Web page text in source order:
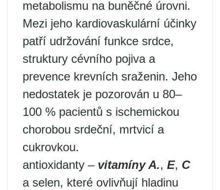
metabolismu na buněčné úrovni.
Mezi jeho kardiovaskulární účinky
patří udržování funkce srdce,
struktury cévního pojiva a
prevence krevních sraženin. Jeho
nedostatek je pozorován u 80–
100 % pacientů s ischemickou
chorobou srdeční, mrtvicí a
cukrovkou.
antioxidanty – vitamíny A., Е, С
a selen, které ovlivňují hladinu